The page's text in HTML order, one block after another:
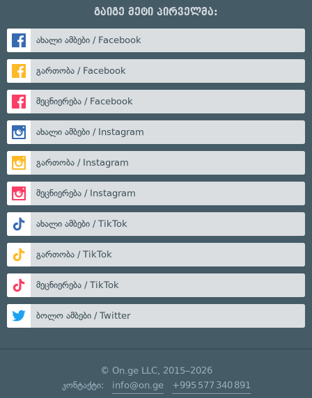
გაიგე მეტი პირველმა:
ახალი ამბები / Facebook
გართობა / Facebook
მეცნიერება / Facebook
ახალი ამბები / Instagram
გართობა / Instagram
მეცნიერება / Instagram
ახალი ამბები / TikTok
გართობა / TikTok
მეცნიერება / TikTok
ბოლო ამბები / Twitter
© On.ge LLC, 2015–2026
კონტაქტი: info@on.ge +995 577 340 891